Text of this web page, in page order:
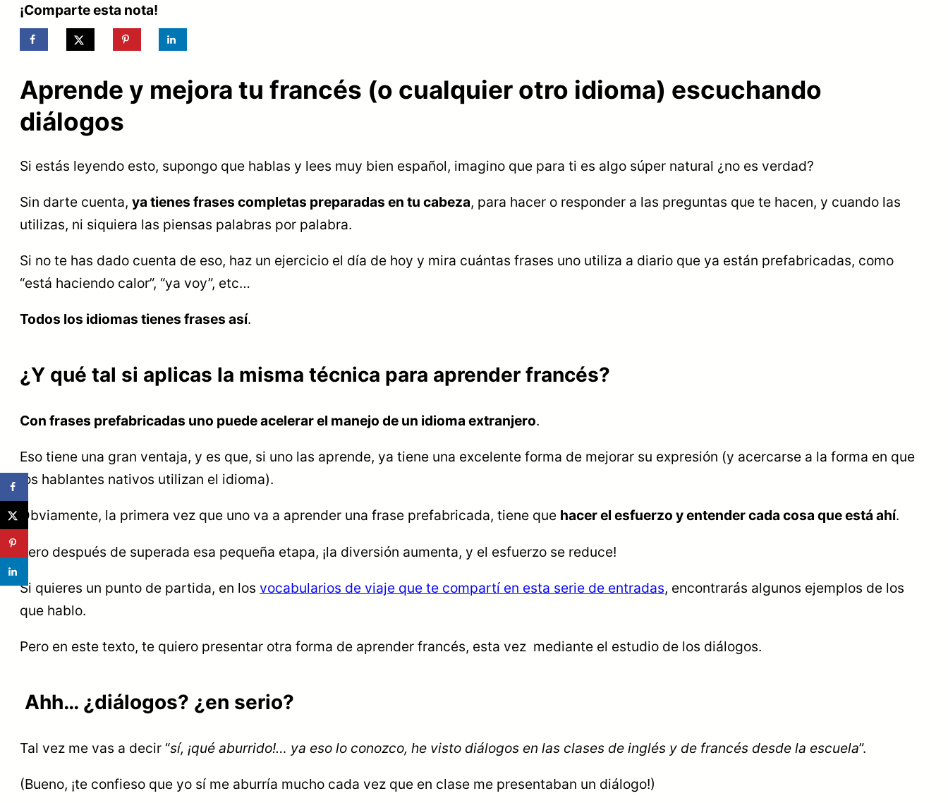
¡Comparte esta nota!
Aprende y mejora tu francés (o cualquier otro idioma) escuchando
diálogos
Si estás leyendo esto, supongo que hablas y lees muy bien español, imagino que para ti es algo súper natural ¿no es verdad?
Sin darte cuenta, ya tienes frases completas preparadas en tu cabeza, para hacer o responder a las preguntas que te hacen, y cuando las
utilizas, ni siquiera las piensas palabras por palabra.
Si no te has dado cuenta de eso, haz un ejercicio el día de hoy y mira cuántas frases uno utiliza a diario que ya están prefabricadas, como
“está haciendo calor”, “ya voy”, etc…
Todos los idiomas tienes frases así.
¿Y qué tal si aplicas la misma técnica para aprender francés?
Con frases prefabricadas uno puede acelerar el manejo de un idioma extranjero.
Eso tiene una gran ventaja, y es que, si uno las aprende, ya tiene una excelente forma de mejorar su expresión (y acercarse a la forma en que
los hablantes nativos utilizan el idioma).
Obviamente, la primera vez que uno va a aprender una frase prefabricada, tiene que hacer el esfuerzo y entender cada cosa que está ahí.
Pero después de superada esa pequeña etapa, ¡la diversión aumenta, y el esfuerzo se reduce!
Si quieres un punto de partida, en los vocabularios de viaje que te compartí en esta serie de entradas, encontrarás algunos ejemplos de los
que hablo.
Pero en este texto, te quiero presentar otra forma de aprender francés, esta vez mediante el estudio de los diálogos.
Ahh… ¿diálogos? ¿en serio?
Tal vez me vas a decir “sí, ¡qué aburrido!… ya eso lo conozco, he visto diálogos en las clases de inglés y de francés desde la escuela”.
(Bueno, ¡te confieso que yo sí me aburría mucho cada vez que en clase me presentaban un diálogo!)